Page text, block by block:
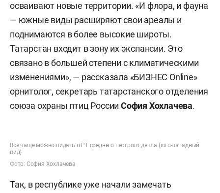
осваивают новые территории. «И флора, и фауна
— южные виды расширяют свои ареалы и
поднимаются в более высокие широты.
Татарстан входит в зону их экспансии. Это
связано в большей степени с климатическими
изменениями», — рассказала «БИЗНЕС Online»
орнитолог, секретарь татарстанского отделения
союза охраны птиц РоссииСофия Хохлачева.
Все чаще можно видеть в РТ среднего пестрого дятла (юго-западный
вид)
Фото: София Хохлачева
Так, в республике уже начали замечать